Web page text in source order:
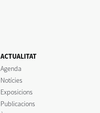
ACTUALITAT
Agenda
Notícies
Exposicions
Publicacions